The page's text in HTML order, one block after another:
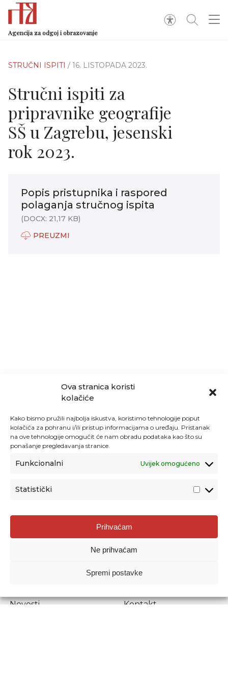
Ova stranica koristi
kolačiće
Kako bismo pružili najbolja iskustva, koristimo tehnologije poput
kolačića za pohranu i/ili pristup informacijama o uređaju. Pristanak
na ove tehnologije omogućit će nam obradu podataka kao što su
ponašanje pregledavanja stranice.
Funkcionalni Uvijek omogućeno
Statistički
Prihvaćam
Ne prihvaćam
Spremi postavke
Agencija za odgoj i obrazovanje
STRUČNI ISPITI / 16. LISTOPADA 2023.
Stručni ispiti za
pripravnike geografije
SŠ u Zagrebu, jesenski
rok 2023.
Popis pristupnika i raspored
polaganja stručnog ispita
(DOCX: 21,17 KB)
PREUZMI
Agencija za odgoj i obrazovanje
Donje Svetice 38, 10000 Zagreb
1778129
Prenošenje sadržaja dopušteno je uz navođenje izvora.
Novosti
Kontakt